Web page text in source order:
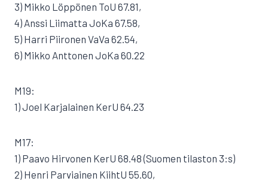
3) Mikko Löppönen ToU 67.81,
4) Anssi Liimatta JoKa 67.58,
5) Harri Piironen VaVa 62.54,
6) Mikko Anttonen JoKa 60.22
M19:
1) Joel Karjalainen KerU 64.23
M17:
1) Paavo Hirvonen KerU 68.48 (Suomen tilaston 3:s)
2) Henri Parviainen KiihtU 55.60,